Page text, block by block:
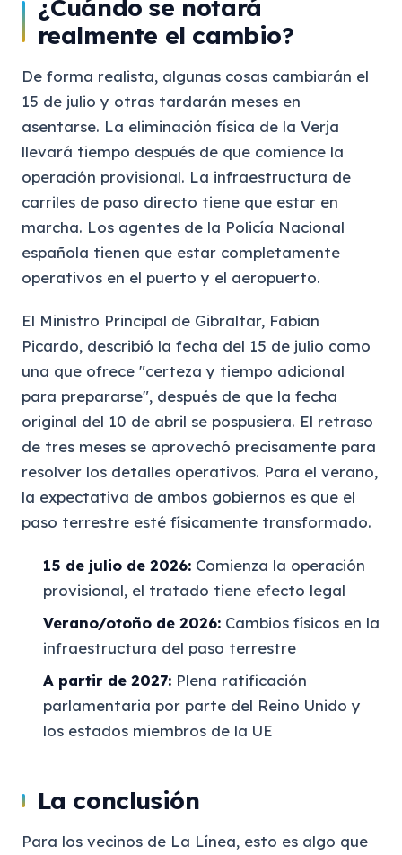
¿Cuándo se notará
realmente el cambio?
De forma realista, algunas cosas cambiarán el
15 de julio y otras tardarán meses en
asentarse. La eliminación física de la Verja
llevará tiempo después de que comience la
operación provisional. La infraestructura de
carriles de paso directo tiene que estar en
marcha. Los agentes de la Policía Nacional
española tienen que estar completamente
operativos en el puerto y el aeropuerto.
El Ministro Principal de Gibraltar, Fabian
Picardo, describió la fecha del 15 de julio como
una que ofrece "certeza y tiempo adicional
para prepararse", después de que la fecha
original del 10 de abril se pospusiera. El retraso
de tres meses se aprovechó precisamente para
resolver los detalles operativos. Para el verano,
la expectativa de ambos gobiernos es que el
paso terrestre esté físicamente transformado.
15 de julio de 2026: Comienza la operación
provisional, el tratado tiene efecto legal
Verano/otoño de 2026: Cambios físicos en la
infraestructura del paso terrestre
A partir de 2027: Plena ratificación
parlamentaria por parte del Reino Unido y
los estados miembros de la UE
La conclusión
Para los vecinos de La Línea, esto es algo que